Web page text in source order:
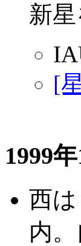
新
[
1999
西
内